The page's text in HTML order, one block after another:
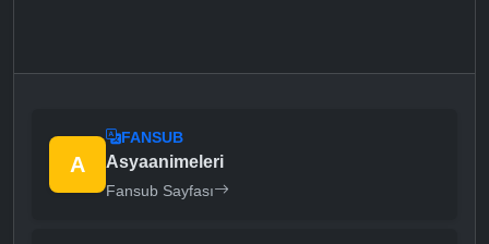
A
FANSUB
Asyaanimeleri
Fansub Sayfası